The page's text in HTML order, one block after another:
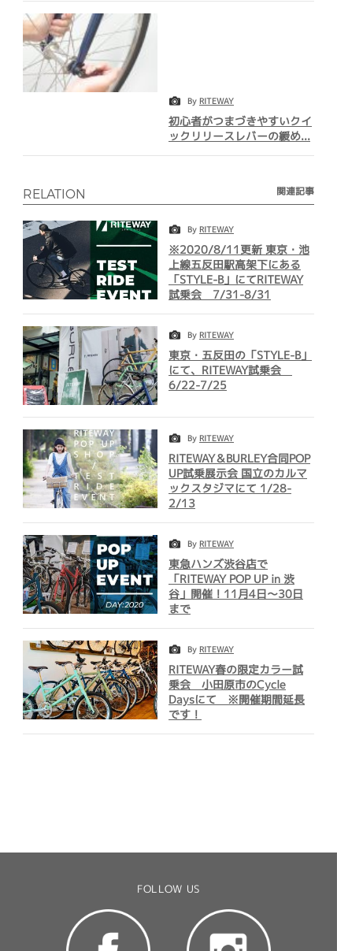
By RITEWAY
初心者がつまづきやすいクイ
ックリリースレバーの緩め...
RELATION 関連記事
By RITEWAY
※2020/8/11更新 東京・池
上線五反田駅高架下にある
「STYLE-B」にてRITEWAY
試乗会 7/31-8/31
By RITEWAY
東京・五反田の「STYLE-B」
にて、RITEWAY試乗会
6/22-7/25
By RITEWAY
RITEWAY＆BURLEY合同POP
UP試乗展示会 国立のカルマ
ックスタジマにて 1/28-
2/13
By RITEWAY
東急ハンズ渋谷店で
「RITEWAY POP UP in 渋
谷」開催！11月4日～30日
まで
By RITEWAY
RITEWAY春の限定カラー試
乗会 小田原市のCycle
Daysにて ※開催期間延長
です！
FOLLOW US